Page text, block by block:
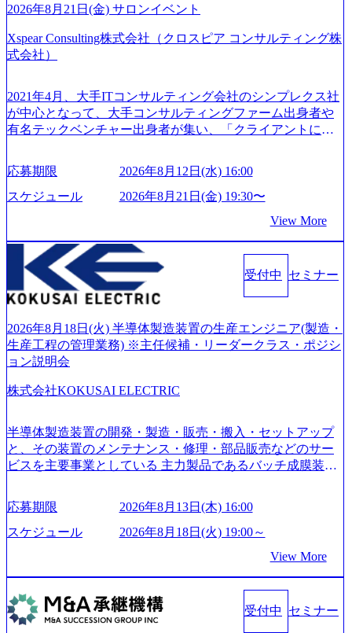
2026年8月21日(金) サロンイベント
Xspear Consulting株式会社（クロスピア コンサルティング株
式会社）
2021年4月、大手ITコンサルティング会社のシンプレクス社
が中心となって、大手コンサルティングファーム出身者や
有名テックベンチャー出身者が集い、「クライアントにと
い」という想いの下で立ち上げた新鋭ファーム テクノロジ
ーがビジネスの成功に大きな影響力を持つDX時代におい
て、20年以上にわたってFintech業界を中心に最先端テクノ
つ、あらゆる業種・業界のクライアントの企業価値の最大
化を支援するために、戦略策定、組織改革、人材育成、業
務改善、実行支援などのコンサルティングサービスを一気
通貫で提供するのが特徴（いわゆる総合コンサルティング
ファーム） 社名の由来は”DXエリアにSpir（槍）を指して
ていく”という位置づけ 一昔前は金融が強い企業として認知
されていたが、現在金融の売上割合は全体の3割。現在はTo
C事業を始め、パブリック、製造業、通信、エンタメ、教
はあるが、社員の興味のある分野やスキルを活用したいな
着けたい方でも幅広に経験を積みたい方でも、キャリア形
成が柔軟に可能な環境である。 https://storage.googleapis.com/
our-vision-production.appspot.com/public/images/20240925204135
_93b1bff3-f71c-4bc9-8bd9-72a8a4826007_1200x554.webp https://
mages/20250502152751_46c65543-87ef-4e86-a85a-8649e1c532f9
_956x512.webp https://storage.googleapis.com/our-vision-producti
on.appspot.com/public/images/20250502152804_ba6aaa1a-9ffc-4f
m/our-vision-production.appspot.com/public/images/202505021528
ンプレクス社は、FinTech領域に強みを持つITコンサルティ
ング会社で、NRI、NTTDATAと同じく世界のFinTech Ranki
ngsTop 100企業にも選出されている。ITコンサルティング、
応募期限
2026年8月12日(水) 16:00
スケジュール
2026年8月21日(金) 19:30〜
View More
受付中 セミナー
2026年8月18日(火) 半導体製造装置の生産エンジニア(製造・
生産工程の管理業務) ※主任候補・リーダークラス・ポジシ
ョン説明会
株式会社KOKUSAI ELECTRIC
半導体製造装置の開発・製造・販売・搬入・セットアップ
と、その装置のメンテナンス・修理・部品販売などのサー
ビスを主要事業としている 主力製品であるバッチ成膜装置
世界トップクラスのシェアを有している 技術と対話を通じ
て未来を創造し、社会課題の解決に貢献することを目指し
ている Mission:私たちの技術/私たちの対話 Vision:夢を未来
話 IoT社会の浸透、AIの加速等により半導体需要は世界中で
急伸長しており、それに伴い半導体製造装置の需要も伸長
中 https://storage.googleapis.com/our-vision-production.appspot.co
m/public/images/20260224131045_0fee4978-bb25-43a7-a367-542
6b95cd599_1200x543.webp https://storage.googleapis.com/our-visi
応募期限
2026年8月13日(木) 16:00
スケジュール
2026年8月18日(火) 19:00～
View More
受付中 セミナー